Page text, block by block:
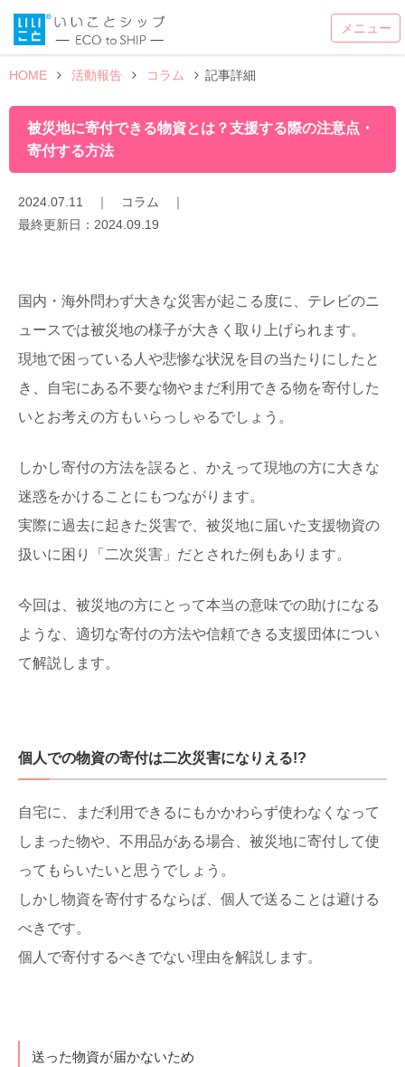
HOME 活動報告 コラム 記事詳細
被災地に寄付できる物資とは？支援する際の注意点・
寄付する方法
2024.07.11 ｜ コラム
｜
最終更新日： 2024.09.19
国内・海外問わず大きな災害が起こる度に、テレビのニ
ュースでは被災地の様子が大きく取り上げられます。
現地で困っている人や悲惨な状況を目の当たりにしたと
き、自宅にある不要な物やまだ利用できる物を寄付した
いとお考えの方もいらっしゃるでしょう。
しかし寄付の方法を誤ると、かえって現地の方に大きな
迷惑をかけることにもつながります。
実際に過去に起きた災害で、被災地に届いた支援物資の
扱いに困り「二次災害」だとされた例もあります。
今回は、被災地の方にとって本当の意味での助けになる
ような、適切な寄付の方法や信頼できる支援団体につい
て解説します。
個人での物資の寄付は二次災害になりえる!?
自宅に、まだ利用できるにもかかわらず使わなくなって
しまった物や、不用品がある場合、被災地に寄付して使
ってもらいたいと思うでしょう。
しかし物資を寄付するならば、個人で送ることは避ける
べきです。
個人で寄付するべきでない理由を解説します。
送った物資が届かないため